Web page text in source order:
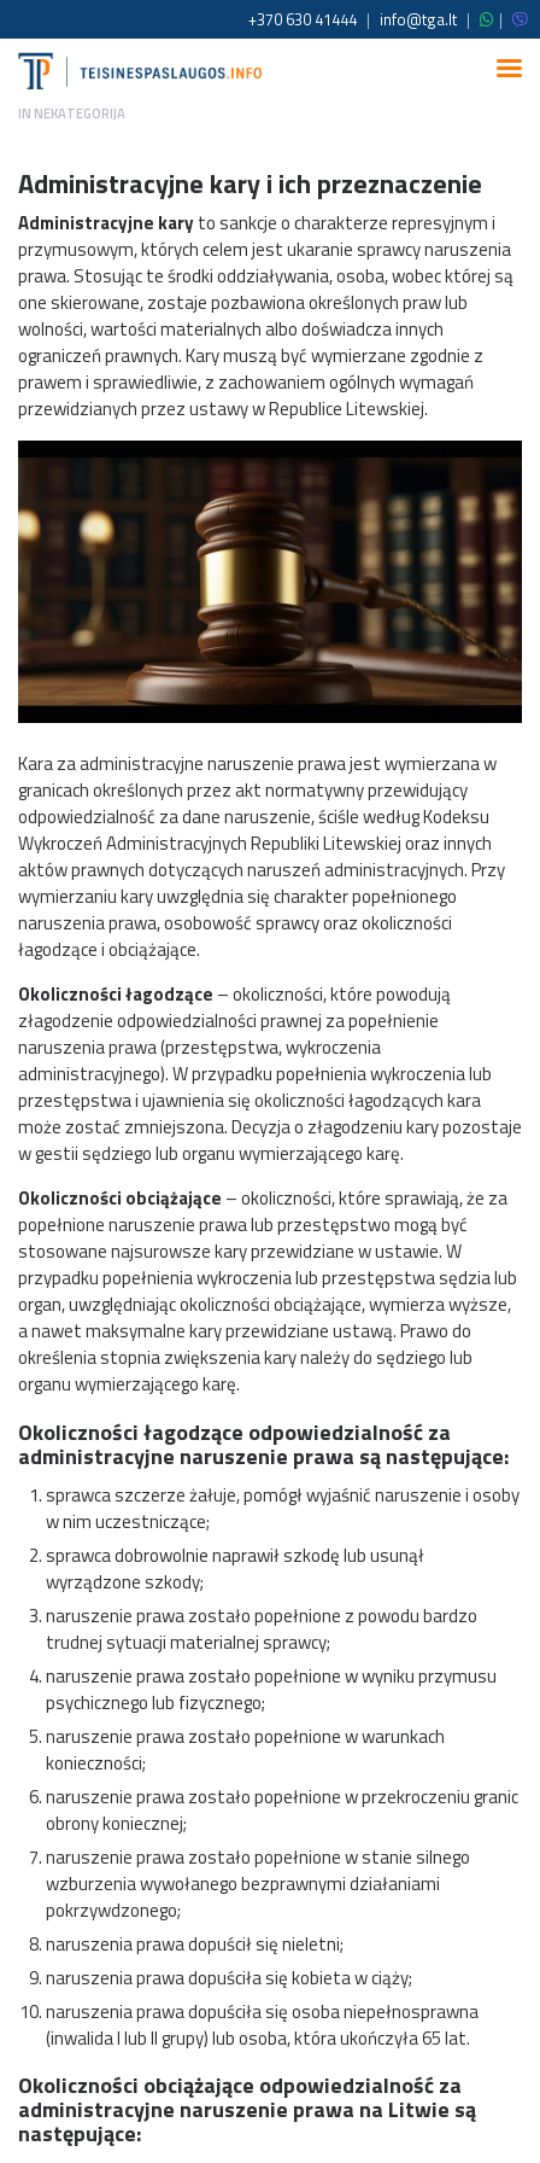
+370 630 41444 | info@tga.lt | |
IN NEKATEGORIJA
Administracyjne kary i ich przeznaczenie
Administracyjne karyto sankcje o charakterze represyjnym i
przymusowym, których celem jest ukaranie sprawcy naruszenia
prawa. Stosując te środki oddziaływania, osoba, wobec której są
one skierowane, zostaje pozbawiona określonych praw lub
wolności, wartości materialnych albo doświadcza innych
ograniczeń prawnych. Kary muszą być wymierzane zgodnie z
prawem i sprawiedliwie, z zachowaniem ogólnych wymagań
przewidzianych przez ustawy w Republice Litewskiej.
Kara za administracyjne naruszenie prawa jest wymierzana w
granicach określonych przez akt normatywny przewidujący
odpowiedzialność za dane naruszenie, ściśle według Kodeksu
Wykroczeń Administracyjnych Republiki Litewskiej oraz innych
aktów prawnych dotyczących naruszeń administracyjnych. Przy
wymierzaniu kary uwzględnia się charakter popełnionego
naruszenia prawa, osobowość sprawcy oraz okoliczności
łagodzące i obciążające.
Okoliczności łagodzące – okoliczności, które powodują
złagodzenie odpowiedzialności prawnej za popełnienie
naruszenia prawa (przestępstwa, wykroczenia
administracyjnego). W przypadku popełnienia wykroczenia lub
przestępstwa i ujawnienia się okoliczności łagodzących kara
może zostać zmniejszona. Decyzja o złagodzeniu kary pozostaje
w gestii sędziego lub organu wymierzającego karę.
Okoliczności obciążające – okoliczności, które sprawiają, że za
popełnione naruszenie prawa lub przestępstwo mogą być
stosowane najsurowsze kary przewidziane w ustawie. W
przypadku popełnienia wykroczenia lub przestępstwa sędzia lub
organ, uwzględniając okoliczności obciążające, wymierza wyższe,
a nawet maksymalne kary przewidziane ustawą. Prawo do
określenia stopnia zwiększenia kary należy do sędziego lub
organu wymierzającego karę.
Okoliczności łagodzące odpowiedzialność za
administracyjne naruszenie prawa są następujące:
sprawca szczerze żałuje, pomógł wyjaśnić naruszenie i osoby
w nim uczestniczące;
sprawca dobrowolnie naprawił szkodę lub usunął
wyrządzone szkody;
naruszenie prawa zostało popełnione z powodu bardzo
trudnej sytuacji materialnej sprawcy;
naruszenie prawa zostało popełnione w wyniku przymusu
psychicznego lub fizycznego;
naruszenie prawa zostało popełnione w warunkach
konieczności;
naruszenie prawa zostało popełnione w przekroczeniu granic
obrony koniecznej;
naruszenie prawa zostało popełnione w stanie silnego
wzburzenia wywołanego bezprawnymi działaniami
pokrzywdzonego;
naruszenia prawa dopuścił się nieletni;
naruszenia prawa dopuściła się kobieta w ciąży;
naruszenia prawa dopuściła się osoba niepełnosprawna
(inwalida I lub II grupy) lub osoba, która ukończyła 65 lat.
Okoliczności obciążające odpowiedzialność za
administracyjne naruszenie prawa na Litwie są
następujące: